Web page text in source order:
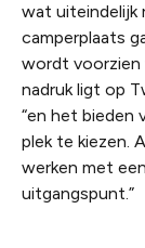
wat uiteindelijk
camperplaats
wordt voorzien
nadruk ligt op
“en het bieden
plek te kiezen.
werken met
uitgangspunt.”